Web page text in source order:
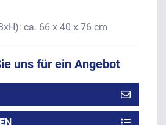
ca. 66 x 40 x 76 cm
uns für ein Angebot